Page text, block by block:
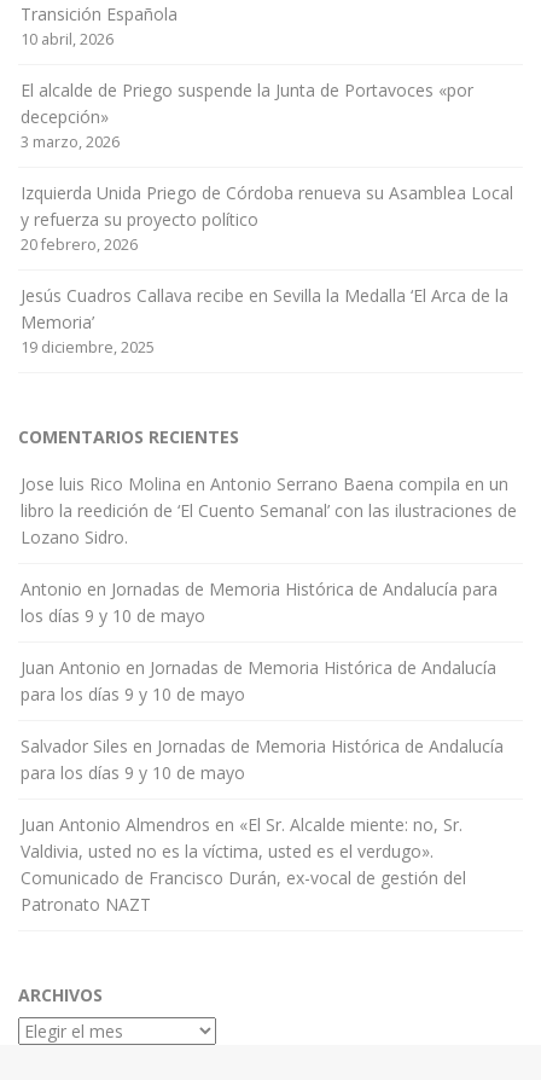
Transición Española
10 abril, 2026
El alcalde de Priego suspende la Junta de Portavoces «por
decepción»
3 marzo, 2026
Izquierda Unida Priego de Córdoba renueva su Asamblea Local
y refuerza su proyecto político
20 febrero, 2026
Jesús Cuadros Callava recibe en Sevilla la Medalla ‘El Arca de la
Memoria’
19 diciembre, 2025
COMENTARIOS RECIENTES
Jose luis Rico Molina en Antonio Serrano Baena compila en un
libro la reedición de ‘El Cuento Semanal’ con las ilustraciones de
Lozano Sidro.
Antonio en Jornadas de Memoria Histórica de Andalucía para
los días 9 y 10 de mayo
Juan Antonio en Jornadas de Memoria Histórica de Andalucía
para los días 9 y 10 de mayo
Salvador Siles en Jornadas de Memoria Histórica de Andalucía
para los días 9 y 10 de mayo
Juan Antonio Almendros en «El Sr. Alcalde miente: no, Sr.
Valdivia, usted no es la víctima, usted es el verdugo».
Comunicado de Francisco Durán, ex-vocal de gestión del
Patronato NAZT
ARCHIVOS
Archivos